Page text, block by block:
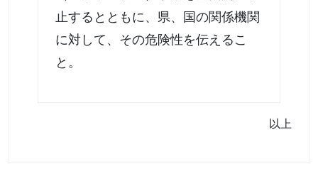
止するとともに、県、国の関係機関
に対して、その危険性を伝えるこ
と。
以上